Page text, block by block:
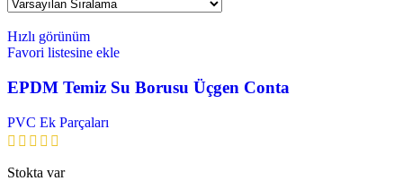
Hızlı görünüm
Favori listesine ekle
EPDM Temiz Su Borusu Üçgen Conta
PVC Ek Parçaları
Stokta var